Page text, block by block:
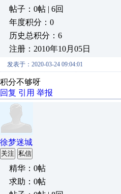
帖子：0帖 | 6回
年度积分：0
历史总积分：6
注册：2010年10月05日
发表于：2020-03-24 09:04:01
积分不够呀
回复 引用 举报
徐梦迷城
关注 私信
精华：0帖
求助：0帖